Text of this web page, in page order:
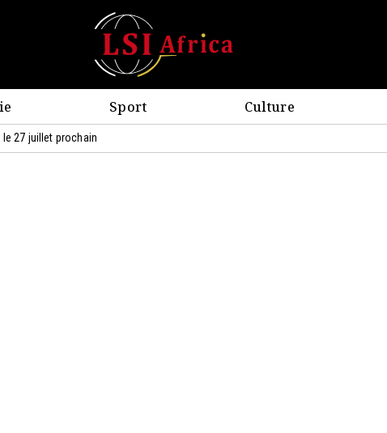
Sport Culture
le 27 juillet prochain